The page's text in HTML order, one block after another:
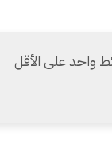
واحد على الأقل